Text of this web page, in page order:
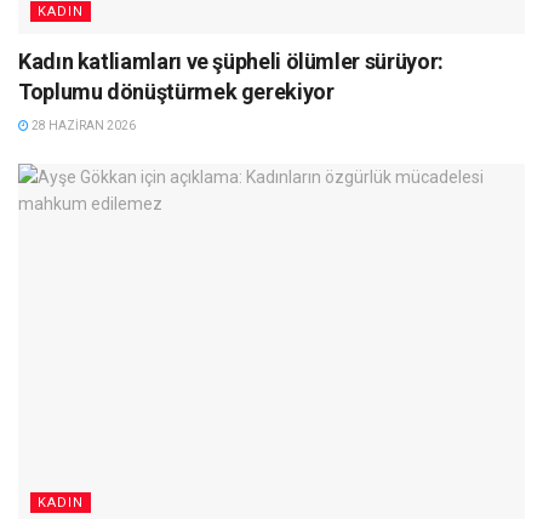
KADIN
Kadın katliamları ve şüpheli ölümler sürüyor:
Toplumu dönüştürmek gerekiyor
28 HAZIRAN 2026
KADIN